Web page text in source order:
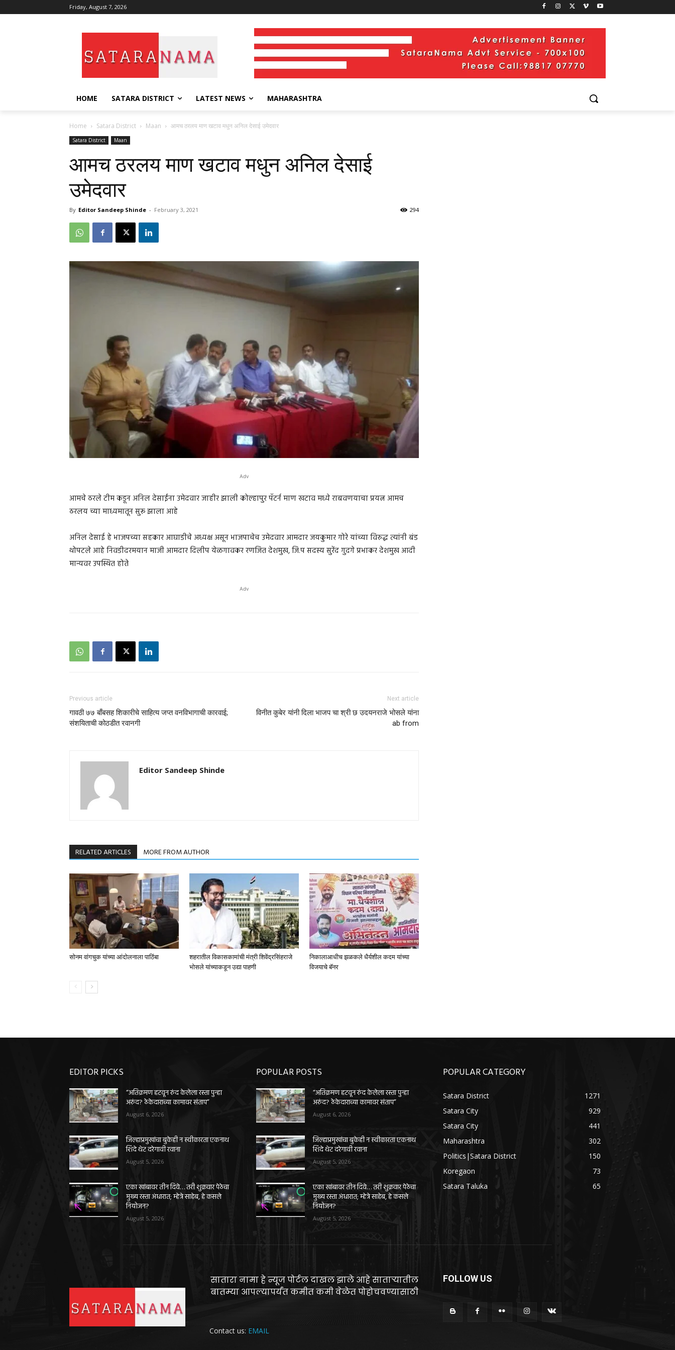
Friday, August 7, 2026
HOME SATARA DISTRICT LATEST NEWS MAHARASHTRA
Home Satara District Maan आमच ठरलय माण खटाव मधुन अनिल देसाई उमेदवार
Satara District Maan
आमच ठरलय माण खटाव मधुन अनिल देसाई
उमेदवार
By Editor Sandeep Shinde - February 3, 2021 294
Adv
आमचे ठरले टीम कडून अनिल देसाईंना उमेदवार जाहीर झाली कोल्हापुर पॅटर्न माण खटाव मध्ये राबवणयाचा प्रयत्न आमच
ठरलय च्या माध्यमातून सुरू झाला आहे
अनिल देसाई हे भाजपच्या सहकार आघाडीचे अध्यक्ष असून भाजपाचेच उमेदवार आमदार जयकुमार गोरे यांच्या विरुद्ध त्यांनी बंड
थोपटले आहे निवडीदरमयान माजी आमदार दिलीप येळगावकर रणजित देशमुख, जि.प सदस्य सुरेंद गुदगे प्रभाकर देशमुख आदी
मान्यवर उपस्थित होते
Adv
Previous article
गावठी ७७ बाँबसह शिकारीचे साहित्य जप्त वनविभागाची कारवाई;
संशयिताची कोठडीत रवानगी
Next article
विनीत कुबेर यांनी दिला भाजप चा श्री छ उदयनराजे भोसले यांना
ab from
Editor Sandeep Shinde
RELATED ARTICLES MORE FROM AUTHOR
सोनम वांगचुक यांच्या आंदोलनाला पाठिंबा
शहरातील विकासकामांची मंत्री शिवेंद्रसिंहराजे
भोसले यांच्याकडून उद्या पाहणी
निकालाआधीच झळकले धैर्यशील कदम यांच्या
विजयाचे बॅनर
EDITOR PICKS
“अतिक्रमण हटवून रुंद केलेला रस्ता पुन्हा
अरुंद? ठेकेदाराच्या कामावर संताप”
August 6, 2026
जिल्हाप्रमुखांचा बुकेही न स्वीकारता एकनाथ
शिंदे थेट दरेगावी रवाना
August 5, 2026
एका खांबावर तीन दिवे… तरी शुक्रवार पेठेचा
मुख्य रस्ता अंधारात; म्हेत्रे साहेब, हे कसले
नियोजन?
August 5, 2026
POPULAR POSTS
“अतिक्रमण हटवून रुंद केलेला रस्ता पुन्हा
अरुंद? ठेकेदाराच्या कामावर संताप”
August 6, 2026
जिल्हाप्रमुखांचा बुकेही न स्वीकारता एकनाथ
शिंदे थेट दरेगावी रवाना
August 5, 2026
एका खांबावर तीन दिवे… तरी शुक्रवार पेठेचा
मुख्य रस्ता अंधारात; म्हेत्रे साहेब, हे कसले
नियोजन?
August 5, 2026
POPULAR CATEGORY
Satara District
1271
Satara City
929
Satara City
441
Maharashtra
302
Politics|Satara District
150
Koregaon
73
Satara Taluka
65
सातारा नामा हे न्यूज पोर्टल दाखल झाले आहे साताऱ्यातील
बातम्या आपल्यापर्यंत कमीत कमी वेळेत पोहोचवण्यासाठी
Contact us: EMAIL
FOLLOW US